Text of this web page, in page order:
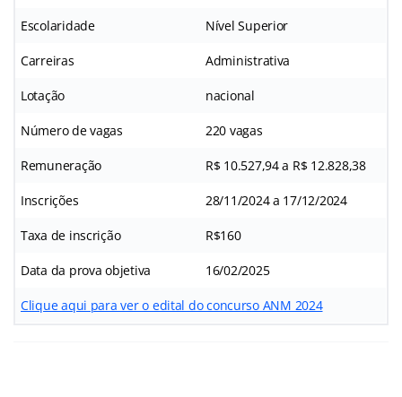
Escolaridade Nível Superior
Carreiras Administrativa
Lotação nacional
Número de vagas 220 vagas
Remuneração R$ 10.527,94 a R$ 12.828,38
Inscrições 28/11/2024 a 17/12/2024
Taxa de inscrição R$160
Data da prova objetiva 16/02/2025
Clique aqui para ver o edital do concurso ANM 2024